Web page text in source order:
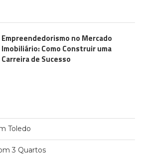
Empreendedorismo no Mercado
Imobiliário: Como Construir uma
Carreira de Sucesso
Toledo
3 Quartos